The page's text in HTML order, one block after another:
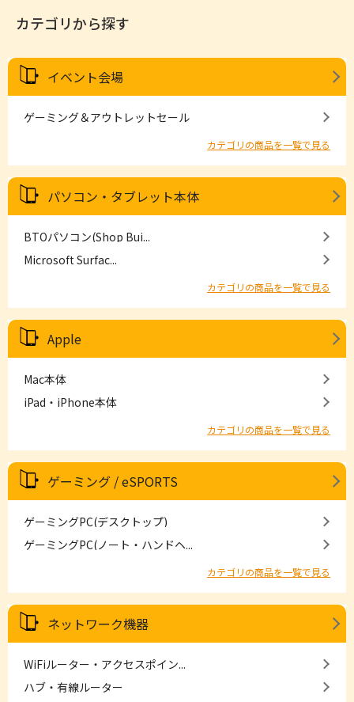
カテゴリから探す
イベント会場
ゲーミング＆アウトレットセール
カテゴリの商品を一覧で見る
パソコン・タブレット本体
BTOパソコン(Shop Bui...
Microsoft Surfac...
カテゴリの商品を一覧で見る
Apple
Mac本体
iPad・iPhone本体
カテゴリの商品を一覧で見る
ゲーミング / eSPORTS
ゲーミングPC(デスクトップ)
ゲーミングPC(ノート・ハンドヘ...
カテゴリの商品を一覧で見る
ネットワーク機器
WiFiルーター・アクセスポイン...
ハブ・有線ルーター